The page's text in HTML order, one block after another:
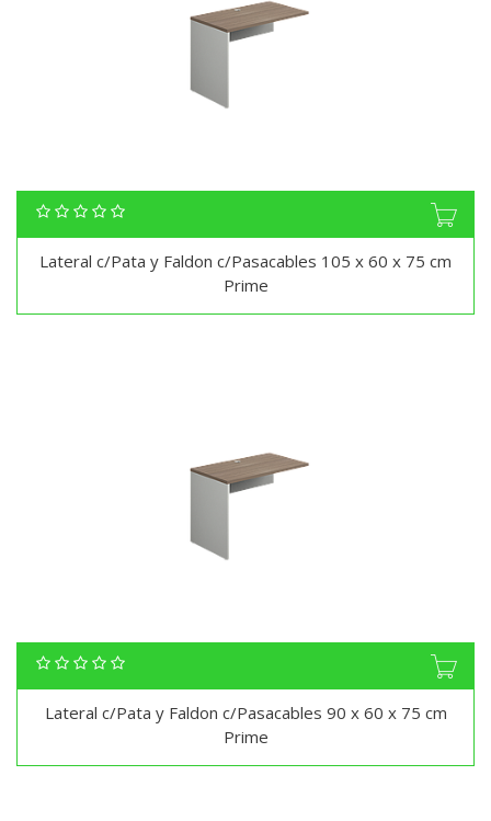
Lateral c/Pata y Faldon c/Pasacables 105 x 60 x 75 cm
Prime
Lateral c/Pata y Faldon c/Pasacables 90 x 60 x 75 cm
Prime